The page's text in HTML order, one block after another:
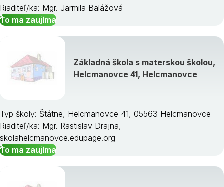
Riaditeľ/ka: Mgr. Jarmila Balážová
To ma zaujíma
Základná škola s materskou školou,
Helcmanovce 41, Helcmanovce
Typ školy: Štátne, Helcmanovce 41, 05563 Helcmanovce
Riaditeľ/ka: Mgr. Rastislav Drajna,
skolahelcmanovce.edupage.org
To ma zaujíma